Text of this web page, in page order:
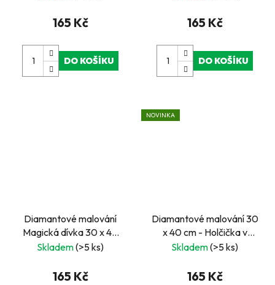
165 Kč
DO KOŠÍKU
165 Kč
DO KOŠÍKU
Diamantové malování
Magická dívka 30 x 40
cm
Skladem(>5 ks)
165 Kč
NOVINKA
Diamantové malování 30
x 40 cm - Holčička v
růžovém se psem
Skladem(>5 ks)
165 Kč